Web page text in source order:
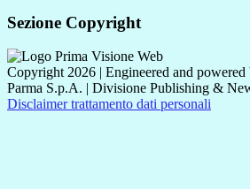
Sezione Copyright
Copyright 2026 | Engineered and
Parma S.p.A. | Divisione Publishing &
Disclaimer trattamento dati personali